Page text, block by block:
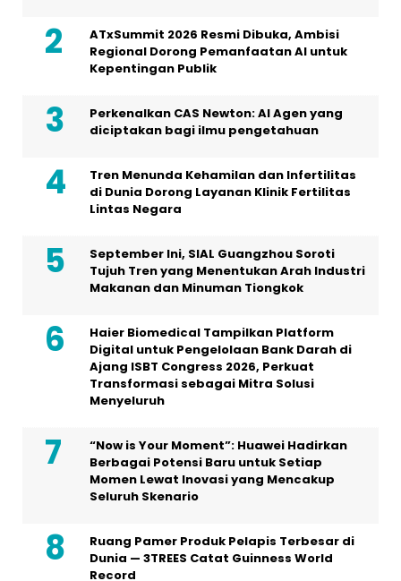
ATxSummit 2026 Resmi Dibuka, Ambisi
Regional Dorong Pemanfaatan AI untuk
Kepentingan Publik
Perkenalkan CAS Newton: AI Agen yang
diciptakan bagi ilmu pengetahuan
Tren Menunda Kehamilan dan Infertilitas
di Dunia Dorong Layanan Klinik Fertilitas
Lintas Negara
September Ini, SIAL Guangzhou Soroti
Tujuh Tren yang Menentukan Arah Industri
Makanan dan Minuman Tiongkok
Haier Biomedical Tampilkan Platform
Digital untuk Pengelolaan Bank Darah di
Ajang ISBT Congress 2026, Perkuat
Transformasi sebagai Mitra Solusi
Menyeluruh
“Now is Your Moment”: Huawei Hadirkan
Berbagai Potensi Baru untuk Setiap
Momen Lewat Inovasi yang Mencakup
Seluruh Skenario
Ruang Pamer Produk Pelapis Terbesar di
Dunia — 3TREES Catat Guinness World
Record